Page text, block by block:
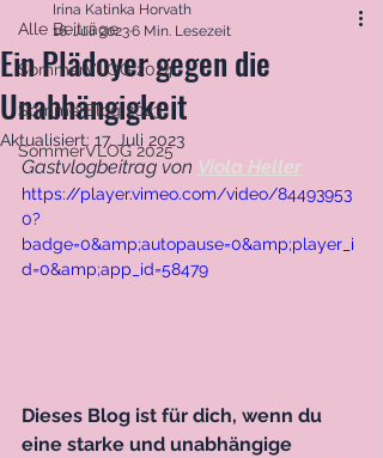
Alle Beiträge
SommerVLOG 2024
SommerBlog 2023
SommerVLOG 2025
Ein Plädoyer gegen die
Unabhängigkeit
Irina Katinka Horvath
16. Juli 20236 Min. Lesezeit
Aktualisiert: 17. Juli 2023
Gastvlogbeitrag von Viola Heller
https://player.vimeo.com/video/84493953
0?
badge=0&amp;autopause=0&amp;player_i
d=0&amp;app_id=58479
Dieses Blog ist für dich, wenn du
eine starke und unabhängige